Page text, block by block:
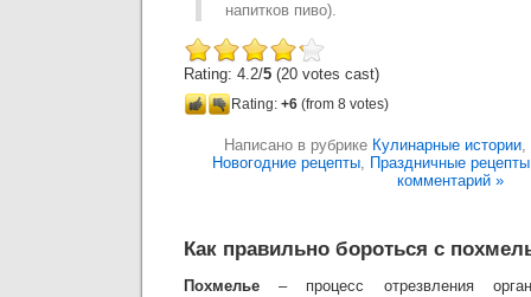
напитков пиво).
Rating: 4.2/5 (20 votes cast)
Rating: +6 (from 8 votes)
Написано в рубрике Кулинарные истории,
Новогодние рецепты, Праздничные рецепты
комментарий »
Как правильно бороться с
Похмелье – процесс отрезвления